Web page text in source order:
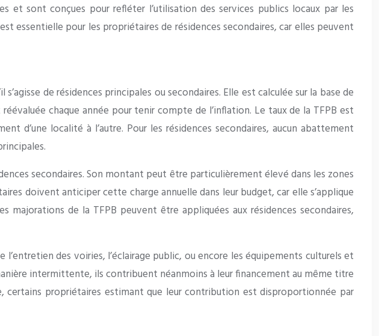
sont conçues pour refléter l’utilisation des services publics locaux par les
essentielle pour les propriétaires de résidences secondaires, car elles peuvent
de résidences principales ou secondaires. Elle est calculée sur la base de
chaque année pour tenir compte de l’inflation. Le taux de la TFPB est
d’une localité à l’autre. Pour les résidences secondaires, aucun abattement
secondaires. Son montant peut être particulièrement élevé dans les zones
doivent anticiper cette charge annuelle dans leur budget, car elle s’applique
de la TFPB peuvent être appliquées aux résidences secondaires,
des voiries, l’éclairage public, ou encore les équipements culturels et
intermittente, ils contribuent néanmoins à leur financement au même titre
certains propriétaires estimant que leur contribution est disproportionnée par